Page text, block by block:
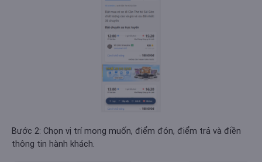
Bước 2: Chọn vị trí mong muốn, điểm đón, điểm trả và điền
thông tin hành khách.